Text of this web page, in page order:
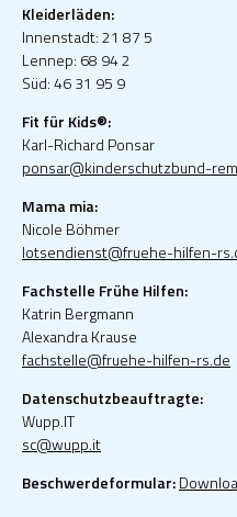
Kleiderläden:
Innenstadt: 21 87 5
Lennep: 68 94 2
Süd: 46 31 95 9
Fit für Kids®:
Karl-Richard Ponsar
ponsar@kinderschutzbund-
Mama mia:
Nicole Böhmer
lotsendienst@fruehe-hilfen-
Fachstelle Frühe Hilfen:
Katrin Bergmann
Alexandra Krause
fachstelle@fruehe-hilfen-rs.de
Datenschutzbeauftragte:
Wupp.IT
sc@wupp.it
Beschwerdeformular: